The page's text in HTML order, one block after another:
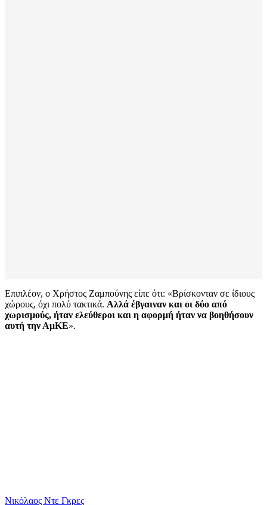
Επιπλέον, ο Χρήστος Ζαμπούνης είπε ότι: «Βρίσκονταν σε ίδιους
χώρους, όχι πολύ τακτικά. Αλλά έβγαιναν και οι δύο από
χωρισμούς, ήταν ελεύθεροι και η αφορμή ήταν να βοηθήσουν
αυτή την ΑμΚΕ».
Νικόλαος Ντε Γκρες